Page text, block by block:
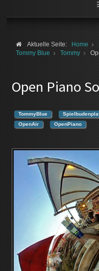
Aktuelle Seite:Home
Tommy Blue
Tommy
Open Piano
TommyBlue
OpenAir
OpenPiano